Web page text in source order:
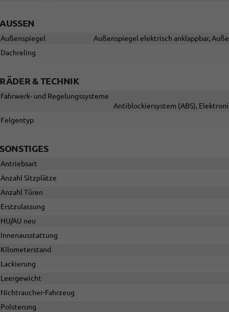
AUSSEN
Außenspiegel
Außenspiegel elektrisch anklappbar,
Dachreling
RÄDER & TECHNIK
Fahrwerk- und Regelungssysteme
Antiblockiersystem (ABS),
Felgentyp
SONSTIGES
Antriebsart
Anzahl Sitzplätze
Anzahl Türen
Erstzulassung
HU/AU neu
Innenausstattung
Kilometerstand
Lackierung
Leergewicht
Nichtraucher-Fahrzeug
Polsterung